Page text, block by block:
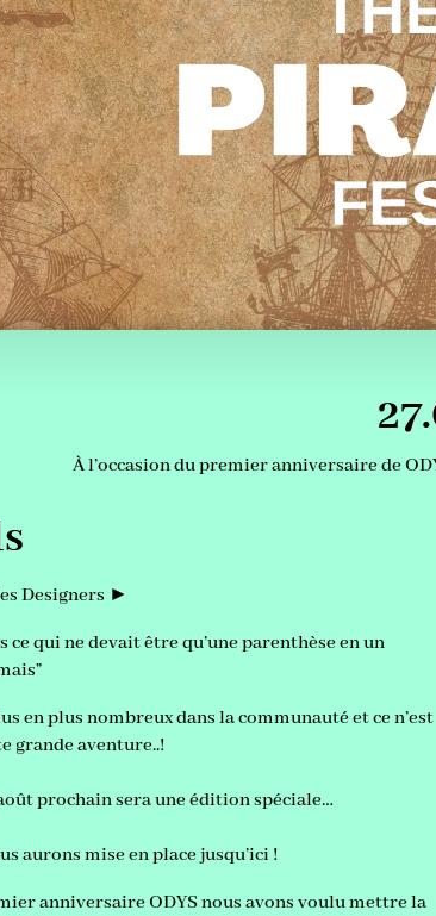
À l’occasion du premier anniversaire de
Designers ►
ce qui ne devait être qu’une parenthèse en un
en plus nombreux dans la communauté et ce n’est
grande aventure..!
prochain sera une édition spéciale…
aurons mise en place jusqu’ici !
anniversaire ODYS nous avons voulu mettre la